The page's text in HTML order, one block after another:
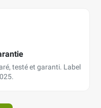
testé et garanti. Label